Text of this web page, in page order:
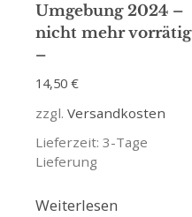
Umgebung 2024 –
nicht mehr vorrätig
–
14,50 €
zzgl. Versandkosten
Lieferzeit: 3-Tage
Lieferung
Weiterlesen